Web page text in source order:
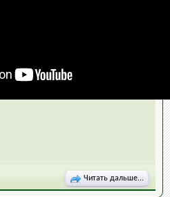
Читать дальше...